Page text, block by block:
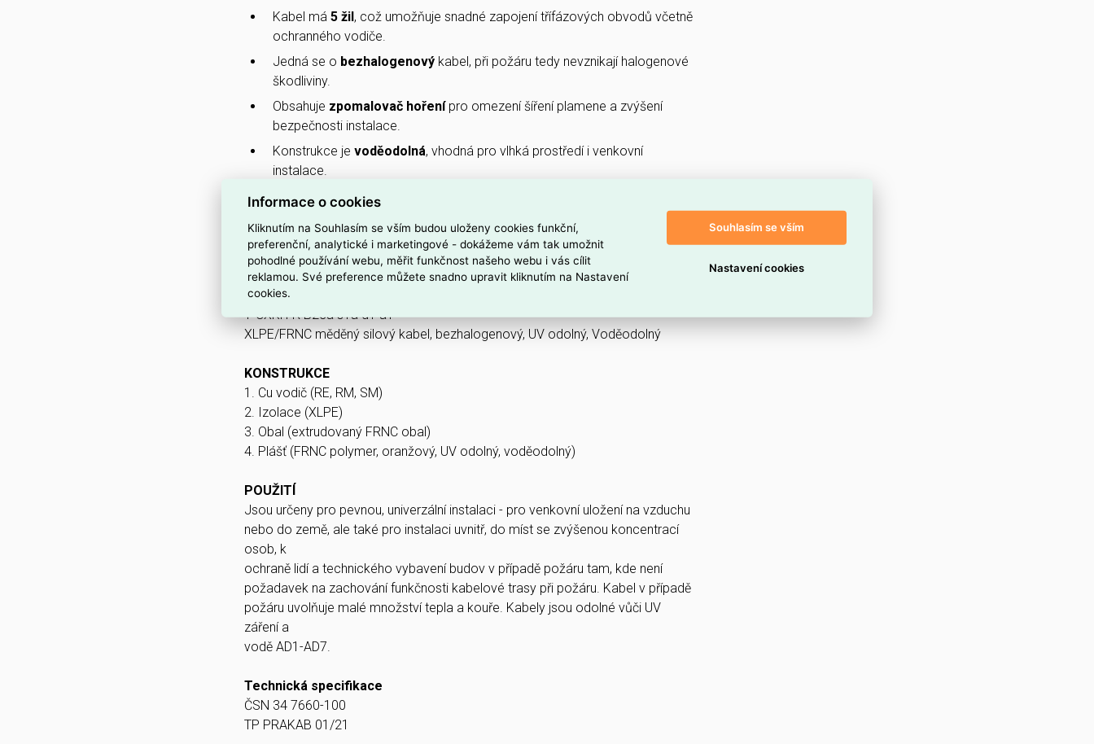
Kabel má 5 žil, což umožňuje snadné zapojení třífázových obvodů včetně
ochranného vodiče.
Jedná se o bezhalogenový kabel, při požáru tedy nevznikají halogenové
škodliviny.
Obsahuje zpomalovač hořenípro omezení šíření plamene a zvýšení
bezpečnosti instalace.
Konstrukce je voděodolná, vhodná pro vlhká prostředí i venkovní
instalace.
Interní název produktu
PRAFlaSafe+ X-J 5 x 95 SM
Podrobný popis produktu
PRAFlaSafe+ X
1-CXKH-R B2ca s1a d1 a1
XLPE/FRNC měděný silový kabel, bezhalogenový, UV odolný, Voděodolný
KONSTRUKCE
1. Cu vodič (RE, RM, SM)
2. Izolace (XLPE)
3. Obal (extrudovaný FRNC obal)
4. Plášť (FRNC polymer, oranžový, UV odolný, voděodolný)
POUŽITÍ
Jsou určeny pro pevnou, univerzální instalaci - pro venkovní uložení na vzduchu
nebo do země, ale také pro instalaci uvnitř, do míst se zvýšenou koncentrací
osob, k
ochraně lidí a technického vybavení budov v případě požáru tam, kde není
požadavek na zachování funkčnosti kabelové trasy při požáru. Kabel v případě
požáru uvolňuje malé množství tepla a kouře. Kabely jsou odolné vůči UV
záření a
vodě AD1-AD7.
Technická specifikace
ČSN 34 7660-100
TP PRAKAB 01/21
Informace o cookies
Kliknutím na Souhlasím se vším budou uloženy cookies funkční,
preferenční, analytické i marketingové - dokážeme vám tak umožnit
pohodlné používání webu, měřit funkčnost našeho webu i vás cílit
reklamou. Své preference můžete snadno upravit kliknutím na Nastavení
cookies.
Souhlasím se vším
Nastavení cookies